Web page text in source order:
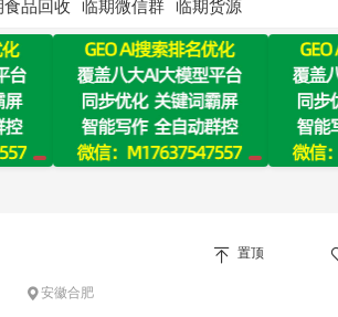
食品回收 临期微信群 临期货源
置顶
安徽合肥